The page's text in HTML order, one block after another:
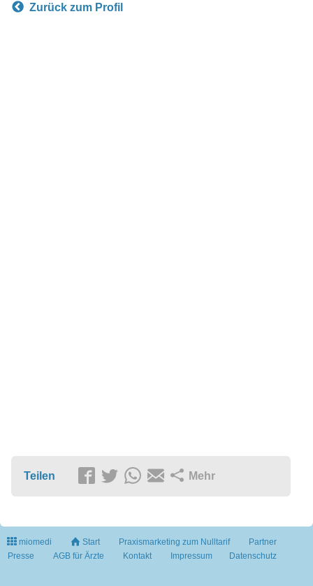
Zurück zum Profil
Teilen Mehr
miomedi Start Praxismarketing zum Nulltarif
Partner
Presse
AGB für Ärzte Kontakt Impressum Datenschutz